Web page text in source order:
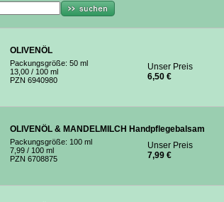
OLIVENÖL
Packungsgröße: 50 ml
13,00 / 100 ml
PZN 6940980
Unser Preis
6,50 €
OLIVENÖL & MANDELMILCH Handpflegebalsam
Packungsgröße: 100 ml
7,99 / 100 ml
PZN 6708875
Unser Preis
7,99 €